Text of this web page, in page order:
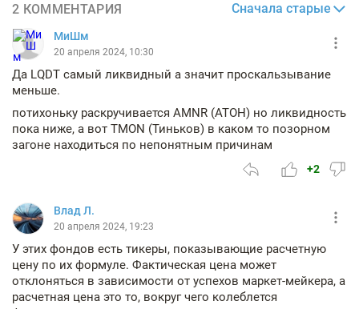
2 КОММЕНТАРИЯ Сначала старые
МиШм
20 апреля 2024, 10:30
Да LQDT самый ликвидный а значит проскальзывание
меньше.
потихоньку раскручивается AMNR (АТОН) но ликвидность
пока ниже, а вот TMON (Тиньков) в каком то позорном
загоне находиться по непонятным причинам
+2
Влад Л.
20 апреля 2024, 19:23
У этих фондов есть тикеры, показывающие расчетную
цену по их формуле. Фактическая цена может
отклоняться в зависимости от успехов маркет-мейкера, а
расчетная цена это то, вокруг чего колеблется